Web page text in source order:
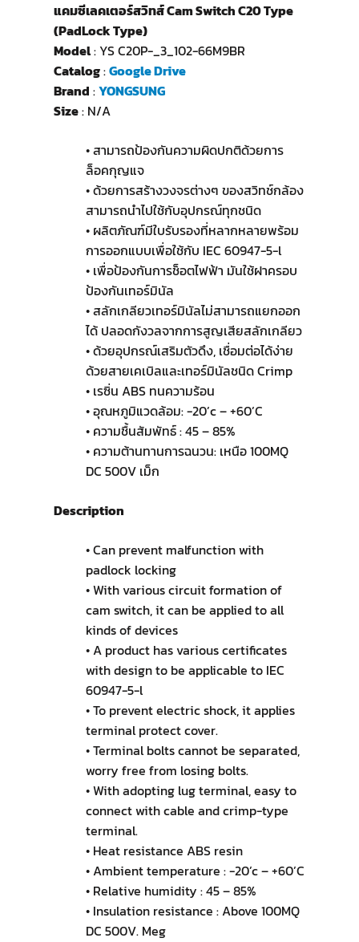
แคมซีเลคเตอร์สวิทส์ Cam Switch C20 Type
(PadLock Type)
Model: YS C20P-_3_102-66M9BR
Catalog:Google Drive
Brand :YONGSUNG
Size: N/A
• สามารถป้องกันความผิดปกติด้วยการ
ล็อคกุญแจ
• ด้วยการสร้างวงจรต่างๆ ของสวิทช์กล้อง
สามารถนำไปใช้กับอุปกรณ์ทุกชนิด
• ผลิตภัณฑ์มีใบรับรองที่หลากหลายพร้อม
การออกแบบเพื่อใช้กับ IEC 60947-5-l
• เพื่อป้องกันการช็อตไฟฟ้า มันใช้ฝาครอบ
ป้องกันเทอร์มินัล
• สลักเกลียวเทอร์มินัลไม่สามารถแยกออก
ได้ ปลอดกังวลจากการสูญเสียสลักเกลียว
• ด้วยอุปกรณ์เสริมตัวดึง, เชื่อมต่อได้ง่าย
ด้วยสายเคเบิลและเทอร์มินัลชนิด Crimp
• เรซิ่น ABS ทนความร้อน
• อุณหภูมิแวดล้อม: -20’c – +60’C
• ความชื้นสัมพัทธ์ : 45 – 85%
• ความต้านทานการฉนวน: เหนือ 100MQ
DC 500V เม็ก
Description
• Can prevent malfunction with
padlock locking
• With various circuit formation of
cam switch, it can be applied to all
kinds of devices
• A product has various certificates
with design to be applicable to IEC
60947-5-l
• To prevent electric shock, it applies
terminal protect cover.
• Terminal bolts cannot be separated,
worry free from losing bolts.
• With adopting lug terminal, easy to
connect with cable and crimp-type
terminal.
• Heat resistance ABS resin
• Ambient temperature : -20’c – +60’C
• Relative humidity : 45 – 85%
• Insulation resistance : Above 100MQ
DC 500V. Meg